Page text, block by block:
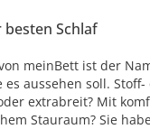
Schlaf
meinBett ist der
es aussehen soll.
extrabreit? Mit
Stauraum? Sie